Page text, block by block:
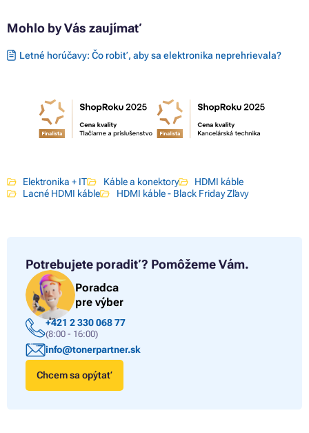
Mohlo by Vás zaujímať
Letné horúčavy: Čo robiť, aby sa elektronika neprehrievala?
Elektronika + IT Káble a konektory
HDMI káble
Lacné HDMI káble
HDMI káble - Black Friday Zľavy
Potrebujete poradiť? Pomôžeme Vám.
Poradca
pre výber
+421 2 330 068 77
(8:00 - 16:00)
info@tonerpartner.sk
Chcem sa opýtať